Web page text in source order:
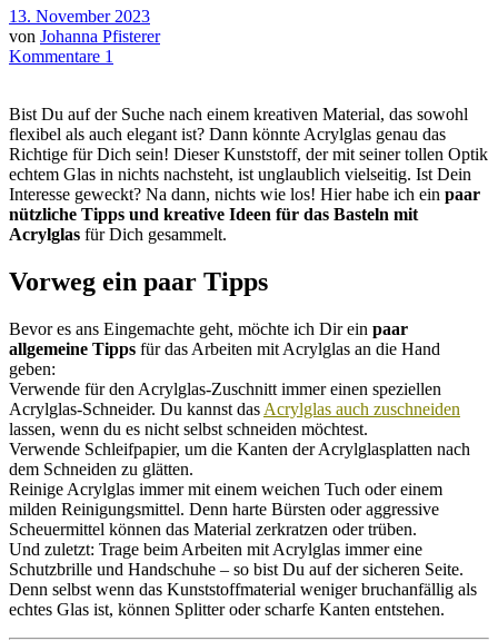
13. November 2023
von Johanna Pfisterer
Kommentare 1
Bist Du auf der Suche nach einem kreativen Material, das sowohl
flexibel als auch elegant ist? Dann könnte Acrylglas genau das
Richtige für Dich sein! Dieser Kunststoff, der mit seiner tollen Optik
echtem Glas in nichts nachsteht, ist unglaublich vielseitig. Ist Dein
Interesse geweckt? Na dann, nichts wie los! Hier habe ich ein paar
nützliche Tipps und kreative Ideen für das Basteln mit
Acrylglas für Dich gesammelt.
Vorweg ein paar Tipps
Bevor es ans Eingemachte geht, möchte ich Dir ein paar
allgemeine Tipps für das Arbeiten mit Acrylglas an die Hand
geben:
Verwende für den Acrylglas-Zuschnitt immer einen speziellen
Acrylglas-Schneider. Du kannst das Acrylglas auch zuschneiden
lassen, wenn du es nicht selbst schneiden möchtest.
Verwende Schleifpapier, um die Kanten der Acrylglasplatten nach
dem Schneiden zu glätten.
Reinige Acrylglas immer mit einem weichen Tuch oder einem
milden Reinigungsmittel. Denn harte Bürsten oder aggressive
Scheuermittel können das Material zerkratzen oder trüben.
Und zuletzt: Trage beim Arbeiten mit Acrylglas immer eine
Schutzbrille und Handschuhe – so bist Du auf der sicheren Seite.
Denn selbst wenn das Kunststoffmaterial weniger bruchanfällig als
echtes Glas ist, können Splitter oder scharfe Kanten entstehen.